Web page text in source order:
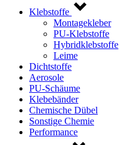
Klebstoffe
Montagekleber
PU-Klebstoffe
Hybridklebstoffe
Leime
Dichtstoffe
Aerosole
PU-Schäume
Klebebänder
Chemische Dübel
Sonstige Chemie
Performance